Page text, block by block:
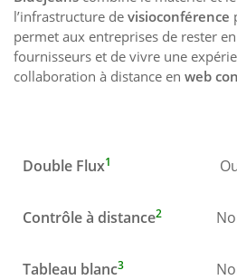
l’infrastructure de visioconférence
permet aux entreprises de rester
fournisseurs et de vivre une
collaboration à distance en web
Double Flux1
Contrôle à distance2
Tableau blanc3